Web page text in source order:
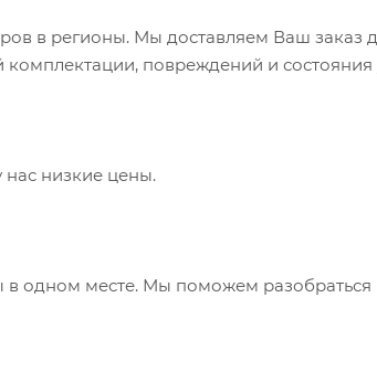
в регионы. Мы доставляем Ваш заказ
повреждений и состояния
низкие цены.
одном месте. Мы поможем